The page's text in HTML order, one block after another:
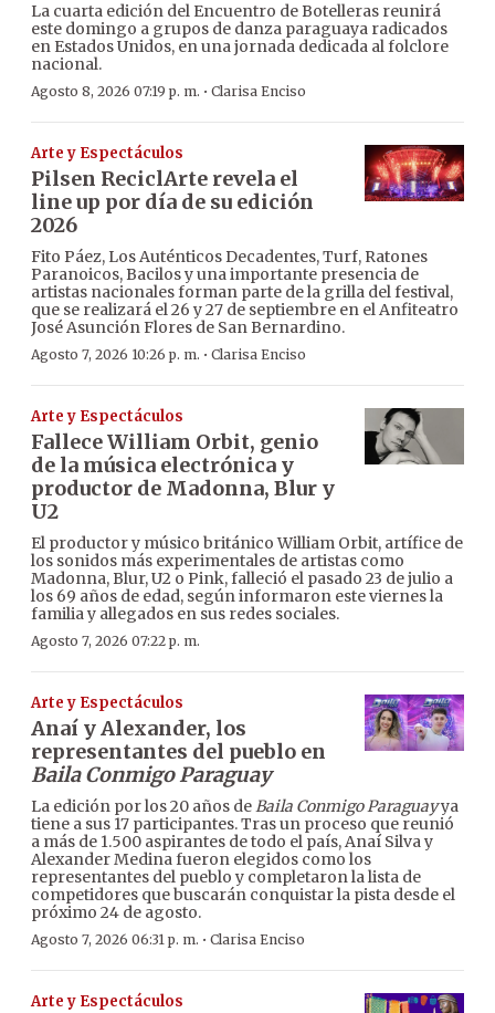
La cuarta edición del Encuentro de Botelleras reunirá
este domingo a grupos de danza paraguaya radicados
en Estados Unidos, en una jornada dedicada al folclore
nacional.
Agosto 8, 2026 07:19 p. m. · Clarisa Enciso
Arte y Espectáculos
Pilsen ReciclArte revela el
line up por día de su edición
2026
Fito Páez, Los Auténticos Decadentes, Turf, Ratones
Paranoicos, Bacilos y una importante presencia de
artistas nacionales forman parte de la grilla del festival,
que se realizará el 26 y 27 de septiembre en el Anfiteatro
José Asunción Flores de San Bernardino.
Agosto 7, 2026 10:26 p. m. · Clarisa Enciso
Arte y Espectáculos
Fallece William Orbit, genio
de la música electrónica y
productor de Madonna, Blur y
U2
El productor y músico británico William Orbit, artífice de
los sonidos más experimentales de artistas como
Madonna, Blur, U2 o Pink, falleció el pasado 23 de julio a
los 69 años de edad, según informaron este viernes la
familia y allegados en sus redes sociales.
Agosto 7, 2026 07:22 p. m.
Arte y Espectáculos
Anaí y Alexander, los
representantes del pueblo en
Baila Conmigo Paraguay
La edición por los 20 años deBaila Conmigo Paraguayya
tiene a sus 17 participantes. Tras un proceso que reunió
a más de 1.500 aspirantes de todo el país, Anaí Silva y
Alexander Medina fueron elegidos como los
representantes del pueblo y completaron la lista de
competidores que buscarán conquistar la pista desde el
próximo 24 de agosto.
Agosto 7, 2026 06:31 p. m. · Clarisa Enciso
Arte y Espectáculos